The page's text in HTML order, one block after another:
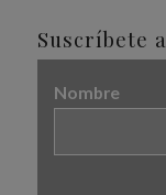
Suscríbete
Nombre